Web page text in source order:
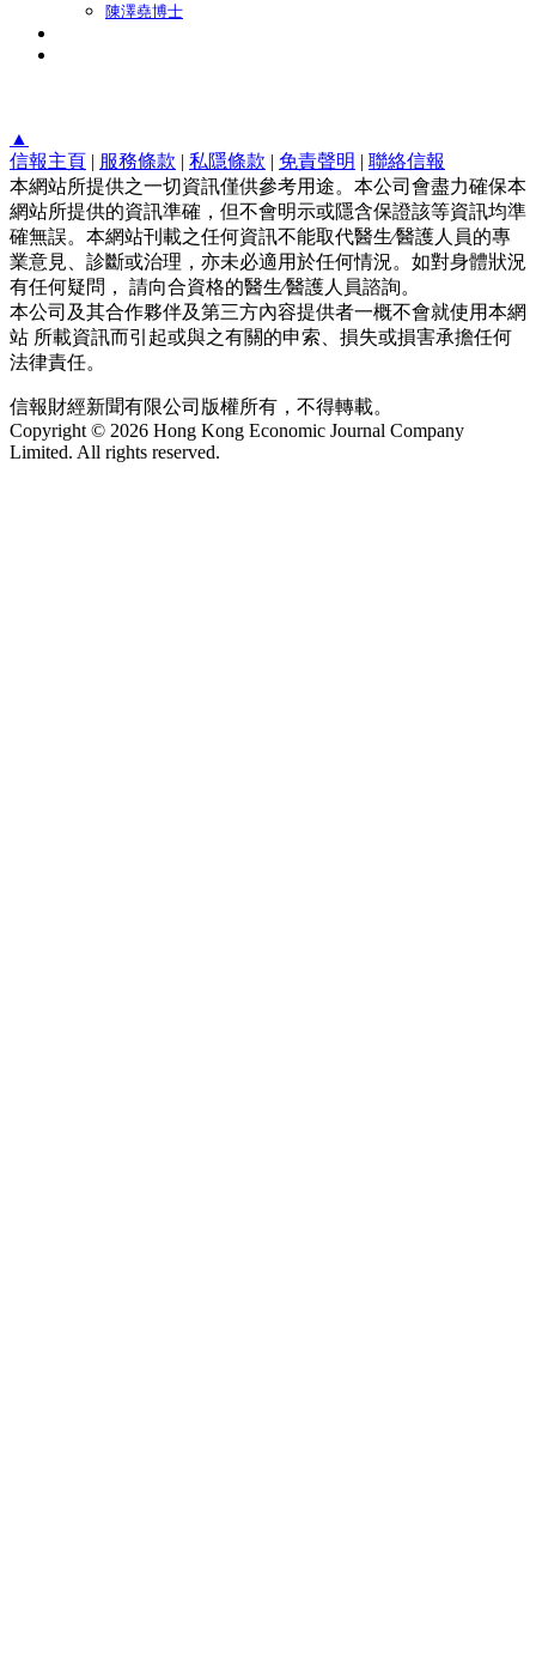
陳澤堯博士
▲
信報主頁 | 服務條款 | 私隱條款 | 免責聲明 | 聯絡信報
本網站所提供之一切資訊僅供參考用途。本公司會盡力確保本
網站所提供的資訊準確，但不會明示或隱含保證該等資訊均準
確無誤。本網站刊載之任何資訊不能取代醫生∕醫護人員的專
業意見、診斷或治理，亦未必適用於任何情況。如對身體狀況
有任何疑問， 請向合資格的醫生∕醫護人員諮詢。
本公司及其合作夥伴及第三方內容提供者一概不會就使用本網
站 所載資訊而引起或與之有關的申索、損失或損害承擔任何
法律責任。
信報財經新聞有限公司版權所有，不得轉載。
Copyright © 2026 Hong Kong Economic Journal Company
Limited. All rights reserved.